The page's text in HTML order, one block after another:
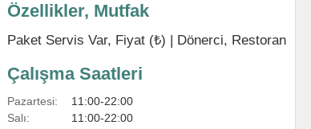
Özellikler, Mutfak
Paket Servis Var, Fiyat (₺) | Dönerci, Restoran
Çalışma Saatleri
Pazartesi:
11:00-22:00
Salı:
11:00-22:00